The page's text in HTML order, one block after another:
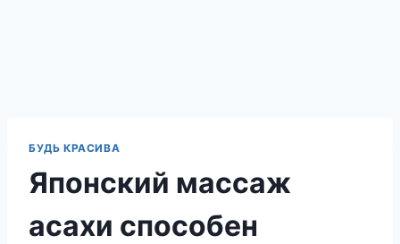
БУДЬ КРАСИВА
Японский массаж
асахи способен